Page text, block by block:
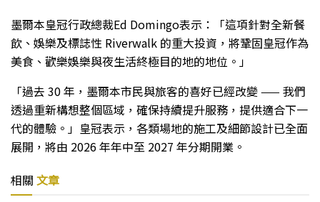
墨爾本皇冠行政總裁Ed Domingo表示：「這項針對全新餐
飲、娛樂及標誌性 Riverwalk 的重大投資，將鞏固皇冠作為
美食、歡樂娛樂與夜生活終極目的地的地位。」
「過去 30 年，墨爾本市民與旅客的喜好已經改變 —— 我們
透過重新構想整個區域，確保持續提升服務，提供適合下一
代的體驗。」皇冠表示，各類場地的施工及細節設計已全面
展開，將由 2026 年年中至 2027 年分期開業。
相關 文章